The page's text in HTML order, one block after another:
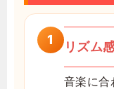
1 リズム
音楽に合